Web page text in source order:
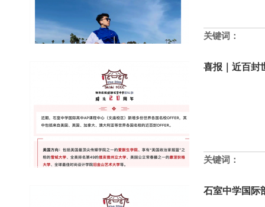
关键词：
喜报｜近百封
关键词：
石室中学国际